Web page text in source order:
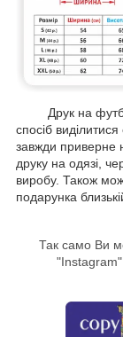
Друк на
спосіб
завжди приверне
друку на одязі,
виробу. Також
подарунка
Так само Ви
"Instagram"